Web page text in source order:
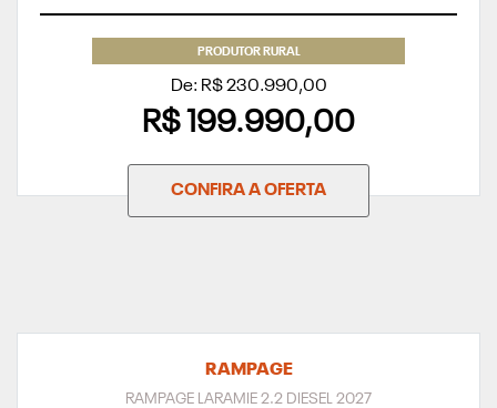
PRODUTOR RURAL
De: R$ 230.990,00
R$ 199.990,00
CONFIRA A OFERTA
RAMPAGE
RAMPAGE LARAMIE 2.2 DIESEL 2027